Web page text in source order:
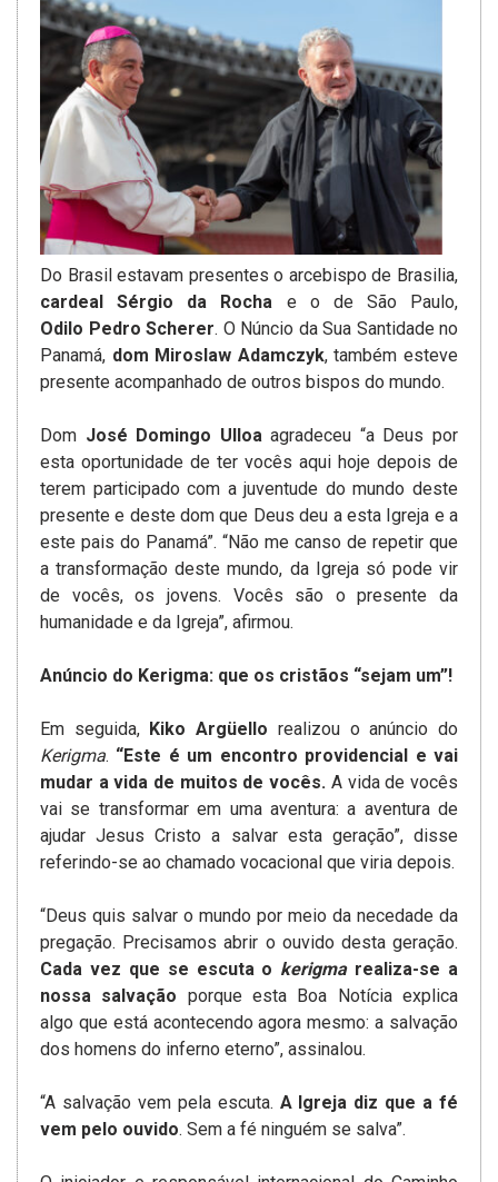
Do Brasil estavam presentes o arcebispo de Brasilia,
cardeal Sérgio da Rocha e o de São Paulo,
Odilo Pedro Scherer. O Núncio da Sua Santidade no
Panamá, dom Miroslaw Adamczyk, também esteve
presente acompanhado de outros bispos do mundo.
Dom José Domingo Ulloaagradeceu “a Deus por
esta oportunidade de ter vocês aqui hoje depois de
terem participado com a juventude do mundo deste
presente e deste dom que Deus deu a esta Igreja e a
este pais do Panamá”. “Não me canso de repetir que
a transformação deste mundo, da Igreja só pode vir
de vocês, os jovens. Vocês são o presente da
humanidade e da Igreja”, afirmou.
Anúncio do Kerigma: que os cristãos “sejam um”!
Em seguida, KikoArgüello realizou o anúncio do
Kerigma. “Este é um encontro providencial e vai
mudar a vida de muitos de vocês. A vida de vocês
vai se transformar em uma aventura: a aventura de
ajudar Jesus Cristo a salvar esta geração”, disse
referindo-se ao chamado vocacional que viria depois.
“Deus quis salvar o mundo por meio da necedade da
pregação. Precisamos abrir o ouvido desta geração.
Cada vez que se escuta o kerigmarealiza-se a
nossa salvação porque esta Boa Notícia explica
algo que está acontecendo agora mesmo: a salvação
dos homens do inferno eterno”, assinalou.
“A salvação vem pela escuta. A Igreja diz que a fé
vem pelo ouvido. Sem a fé ninguém se salva”.